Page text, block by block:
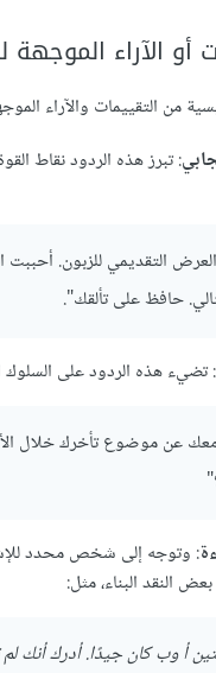
أو الآراء
من التقييمات والآراء
: تبرز هذه الردود نقاط
التقديمي للزبون. أحببت
حافظ على تألقك".
: تضيء هذه الردود على السلوك
عن موضوع تأخرك خلال
: وتوجه إلى شخص محدد
النقد البناء، مثل:
أ وب كان جيدًا. أدرك أنك لم